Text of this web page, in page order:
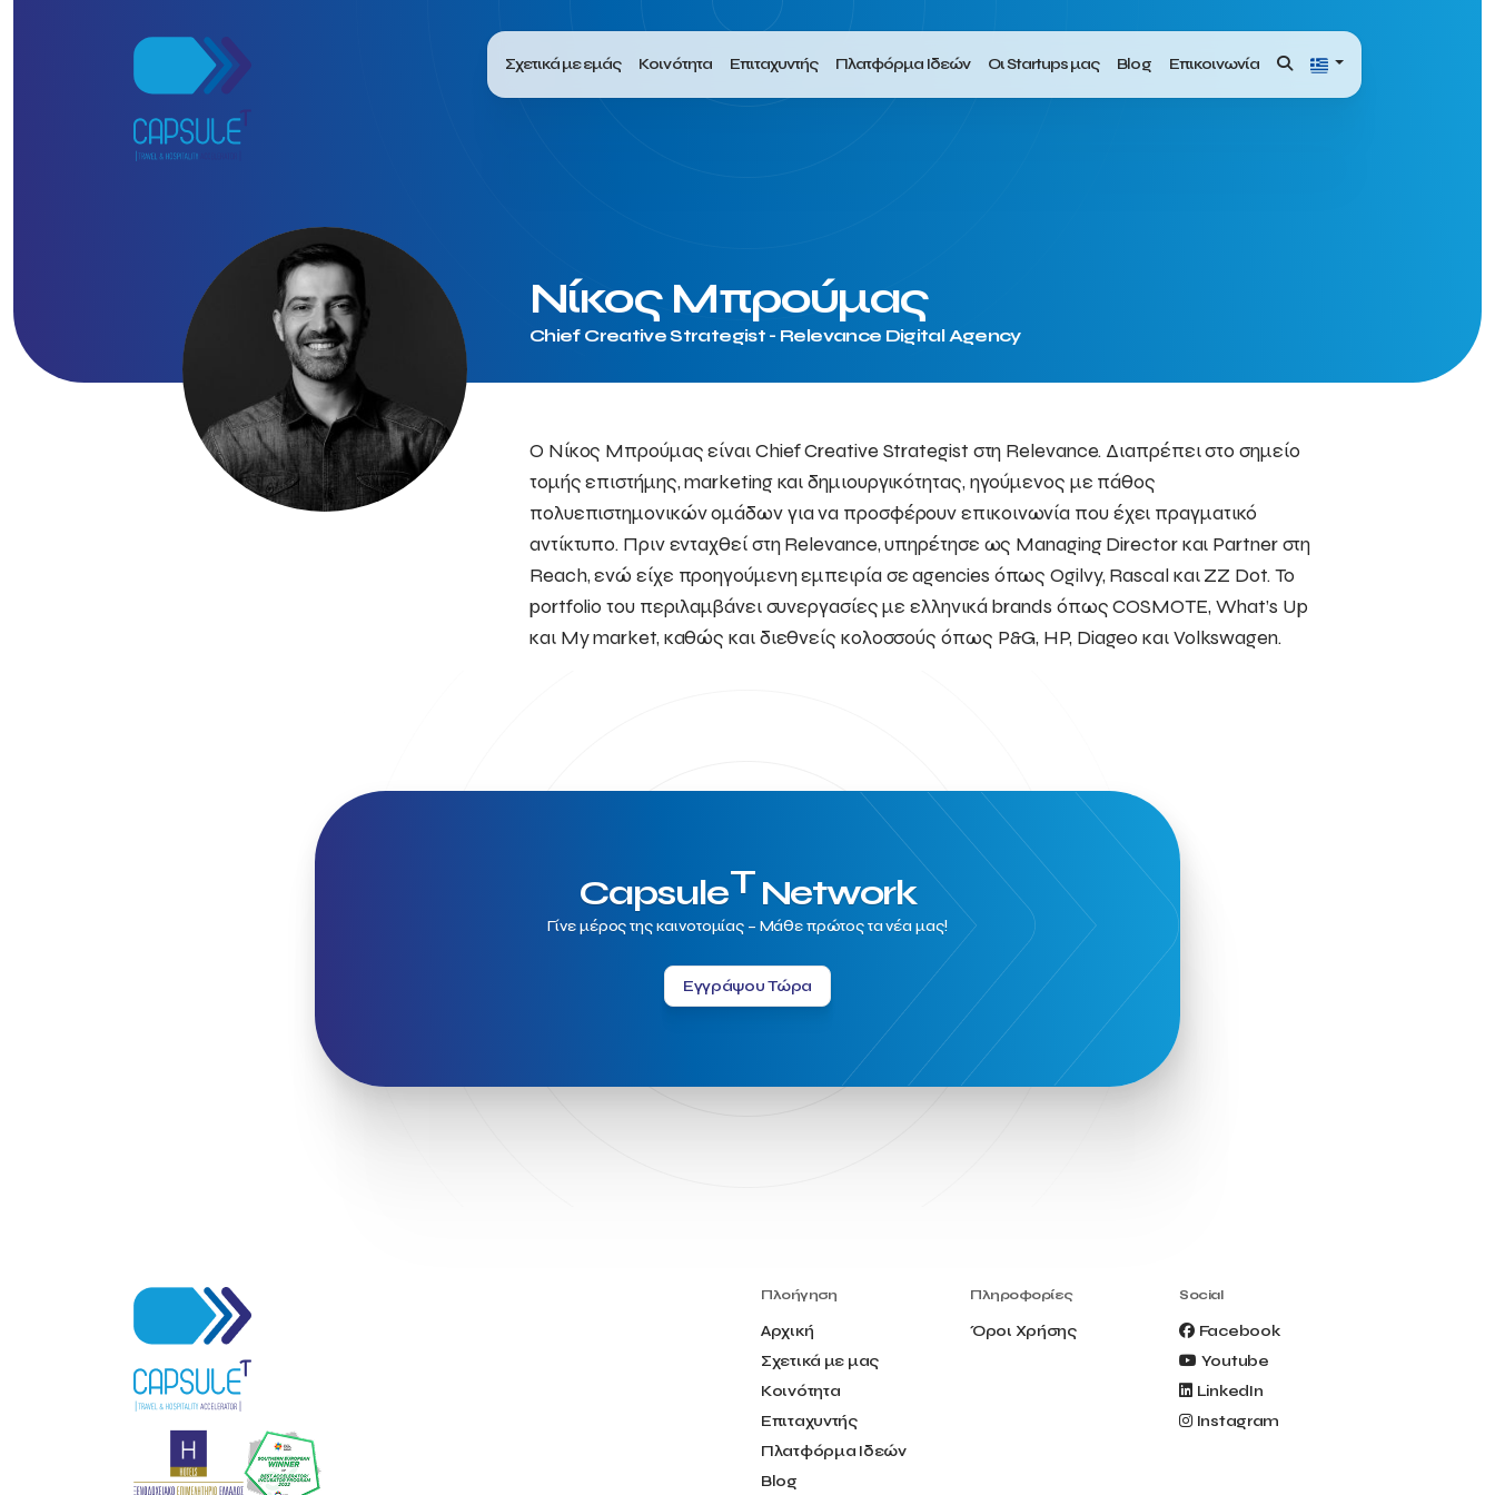
Σχετικά με εμάς Κοινότητα Επιταχυντής Πλατφόρμα Ιδεών Οι Startups μας Blog Επικοινωνία
Νίκος Μπρούμας
Chief Creative Strategist - Relevance Digital Agency
Ο Νίκος Μπρούμας είναι Chief Creative Strategist στη Relevance. Διαπρέπει στο σημείο
τομής επιστήμης, marketing και δημιουργικότητας, ηγούμενος με πάθος
πολυεπιστημονικών ομάδων για να προσφέρουν επικοινωνία που έχει πραγματικό
αντίκτυπο. Πριν ενταχθεί στη Relevance, υπηρέτησε ως Managing Director και Partner στη
Reach, ενώ είχε προηγούμενη εμπειρία σε agencies όπως Ogilvy, Rascal και ZZ Dot. Το
portfolio του περιλαμβάνει συνεργασίες με ελληνικά brands όπως COSMOTE, What’s Up
και My market, καθώς και διεθνείς κολοσσούς όπως P&G, HP, Diageo και Volkswagen.
CapsuleTNetwork
Γίνε μέρος της καινοτομίας – Μάθε πρώτος τα νέα μας!
Εγγράψου Τώρα
Πλοήγηση
Αρχική
Σχετικά με μας
Κοινότητα
Επιταχυντής
Πλατφόρμα Ιδεών
Blog
Πληροφορίες
Όροι Χρήσης
Social
Facebook
Youtube
LinkedIn
Instagram